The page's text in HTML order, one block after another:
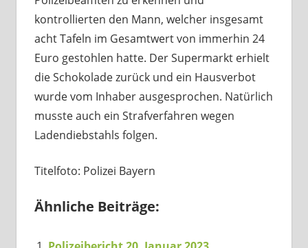
kontrollierten den Mann, welcher insgesamt
acht Tafeln im Gesamtwert von immerhin 24
Euro gestohlen hatte. Der Supermarkt erhielt
die Schokolade zurück und ein Hausverbot
wurde vom Inhaber ausgesprochen. Natürlich
musste auch ein Strafverfahren wegen
Ladendiebstahls folgen.
Titelfoto: Polizei Bayern
Ähnliche Beiträge: